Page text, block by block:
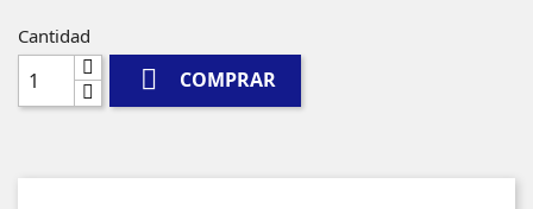
Cantidad
 COMPRAR